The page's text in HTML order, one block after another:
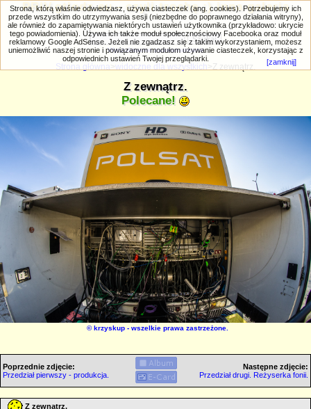
PRIV.gtlodz.eu - czyli trochę ;) inna galeria
Wyszukiwanie zaawansowane
Strona główna widoczne dla wszystkich >Z zewnątrz.
Z zewnątrz.
Polecane!
©krzyskup - wszelkie prawa zastrzeżone.
Poprzednie zdjęcie:
Przedział pierwszy - produkcja.
Następne zdjęcie:
Przedział drugi. Reżyserka fonii.
Z zewnątrz.
Strona, którą właśnie odwiedzasz, używa ciasteczek (ang. cookies). Potrzebujemy ich
przede wszystkim do utrzymywania sesji (niezbędne do poprawnego działania witryny),
ale również do zapamiętywania niektórych ustawień użytkownika (przykładowo: ukrycie
tego powiadomienia). Używa ich także moduł społecznościowy Facebooka oraz moduł
reklamowy Google AdSense. Jeżeli nie zgadzasz się z takim wykorzystaniem, możesz
uniemożliwić naszej stronie i powiązanym modułom używanie ciasteczek, korzystając z
odpowiednich ustawień Twojej przeglądarki.
[zamknij]